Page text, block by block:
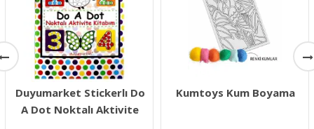
Duyumarket Stickerlı Do
A Dot Noktalı Aktivite
Kumtoys Kum Boyama